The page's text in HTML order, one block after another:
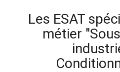
Les ESAT
métier